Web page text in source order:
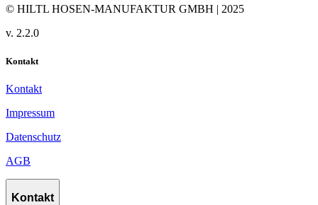
© HILTL HOSEN-MANUFAKTUR GMBH | 2025
v. 2.2.0
Kontakt
Kontakt
Impressum
Datenschutz
AGB
Kontakt